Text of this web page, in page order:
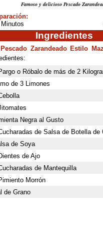
Famoso y delicioso Pescado
Ingredientes
Pescado Zarandeado Estilo
o Róbalo de más de 2
de 3 Limones
Negra al Gusto
de Salsa de Botella de
de Soya
de Ajo
de Mantequilla
Morrón
de Grano